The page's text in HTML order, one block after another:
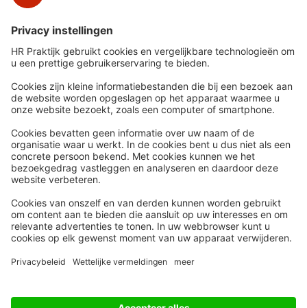
Snel naar
Nieuws
Whitepapers
Webinars
Word lid
Contact
Meer
HR Academy
HR Podcast
CHRO
HR Day
Volg Ons